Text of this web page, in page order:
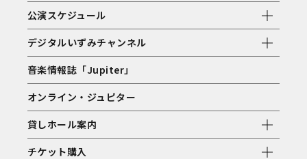
公演スケジュール
デジタルいずみチャンネル
音楽情報誌「Jupiter」
オンライン・ジュピター
貸しホール案内
チケット購入